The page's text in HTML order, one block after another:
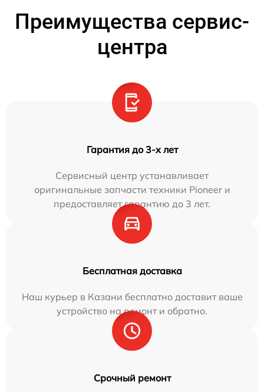
Преимущества сервис-
центра
Гарантия до 3-х лет
Сервисный центр устанавливает
оригинальные запчасти техники Pioneer и
предоставляет гарантию до 3 лет.
Бесплатная доставка
Наш курьер в Казани бесплатно доставит ваше
устройство на ремонт и обратно.
Срочный ремонт